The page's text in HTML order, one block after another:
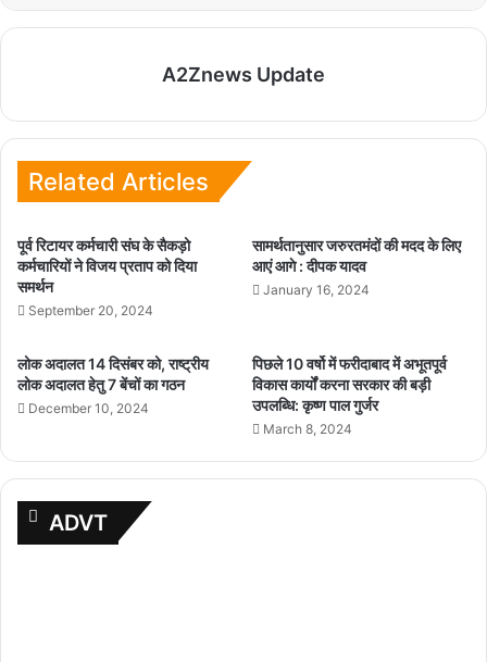
A2Znews Update
Related Articles
पूर्व रिटायर कर्मचारी संघ के सैकड़ो
कर्मचारियों ने विजय प्रताप को दिया
समर्थन
September 20, 2024
सामर्थतानुसार जरुरतमंदों की मदद के लिए
आएं आगे : दीपक यादव
January 16, 2024
लोक अदालत 14 दिसंबर को, राष्ट्रीय
लोक अदालत हेतु 7 बेंचों का गठन
December 10, 2024
पिछले 10 वर्षो में फरीदाबाद में अभूतपूर्व
विकास कार्यों करना सरकार की बड़ी
उपलब्धि: कृष्ण पाल गुर्जर
March 8, 2024
ADVT